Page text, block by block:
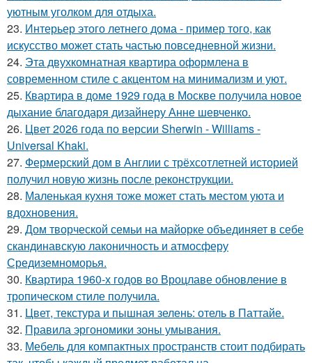
уютным уголком для отдыха.
23. Интерьер этого летнего дома - пример того, как
искусство может стать частью повседневной жизни.
24. Эта двухкомнатная квартира оформлена в
современном стиле с акцентом на минимализм и уют.
25. Квартира в доме 1929 года в Москве получила новое
дыхание благодаря дизайнеру Анне шевченко.
26. Цвет 2026 года по версии Sherwin - Williams -
Universal Khaki.
27. Фермерский дом в Англии с трёхсотлетней историей
получил новую жизнь после реконструкции.
28. Маленькая кухня тоже может стать местом уюта и
вдохновения.
29. Дом творческой семьи на майорке объединяет в себе
скандинавскую лаконичность и атмосферу
Средиземноморья.
30. Квартира 1960-х годов во Вроцлаве обновление в
тропическом стиле получила.
31. Цвет, текстура и пышная зелень: отель в Паттайе.
32. Правила эргономики зоны умывания.
33. Мебель для компактных пространств стоит подбирать